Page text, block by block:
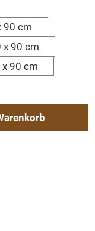
90 cm
x 90 cm
90 cm
benutze die Schaltflächen